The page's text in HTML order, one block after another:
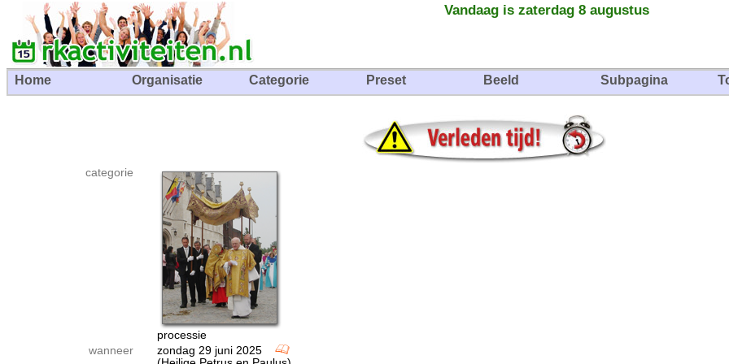
Vandaag is zaterdag 8 augustus
Home Organisatie Categorie Preset Beeld Subpagina
categorie
processie
wanneer
zondag 29 juni 2025